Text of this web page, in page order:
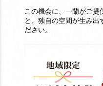
この機会に、一蘭がご
と、独自の空間が生み出
ださい。